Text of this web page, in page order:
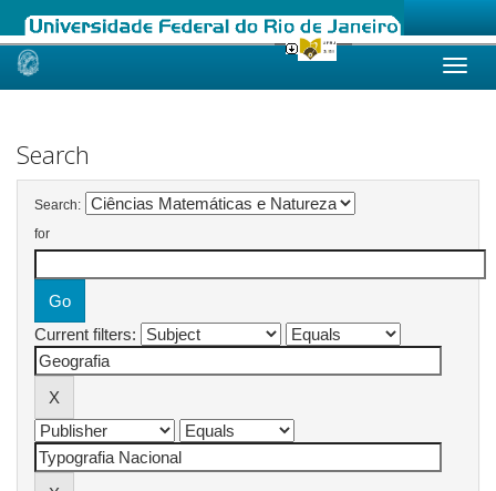
Skip
Search
Search:
for
Current filters: